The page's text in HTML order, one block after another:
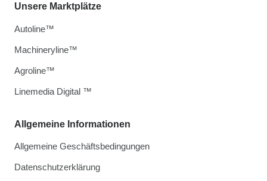
Allgemeine Informationen
Allgemeine Geschäftsbedingungen
Datenschutzerklärung
Unsere Marktplätze
Autoline™
Machineryline™
Agroline™
Linemedia Digital ™